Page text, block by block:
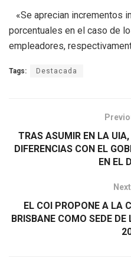
«Se aprecian incrementos
porcentuales en el caso de
empleadores,
Tags: Destacada
TRAS ASUMIR EN LA
DIFERENCIAS CON EL
EN EL
EL COI PROPONE A LA
BRISBANE COMO SEDE